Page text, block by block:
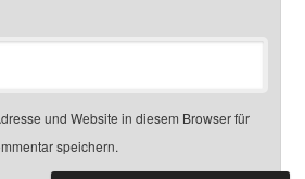
und Website in diesem Browser für
speichern.